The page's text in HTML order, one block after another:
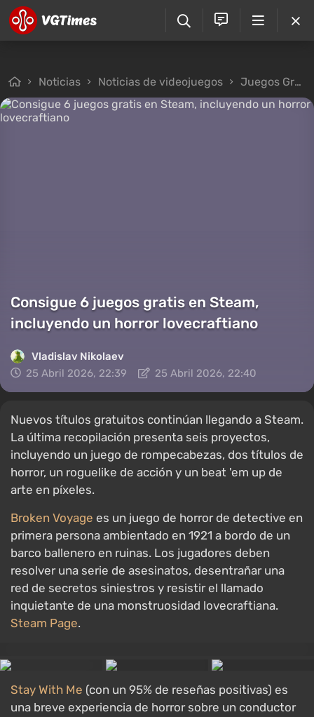
Noticias Noticias de videojuegos Juegos Gratis
Consigue 6 juegos gratis en Steam,
incluyendo un horror lovecraftiano
Vladislav Nikolaev
25 Abril 2026, 22:39
25 Abril 2026, 22:40
Nuevos títulos gratuitos continúan llegando a Steam.
La última recopilación presenta seis proyectos,
incluyendo un juego de rompecabezas, dos títulos de
horror, un roguelike de acción y un beat 'em up de
arte en píxeles.
Broken Voyage es un juego de horror de detective en
primera persona ambientado en 1921 a bordo de un
barco ballenero en ruinas. Los jugadores deben
resolver una serie de asesinatos, desentrañar una
red de secretos siniestros y resistir el llamado
inquietante de una monstruosidad lovecraftiana.
Steam Page.
Stay With Me (con un 95% de reseñas positivas) es
una breve experiencia de horror sobre un conductor